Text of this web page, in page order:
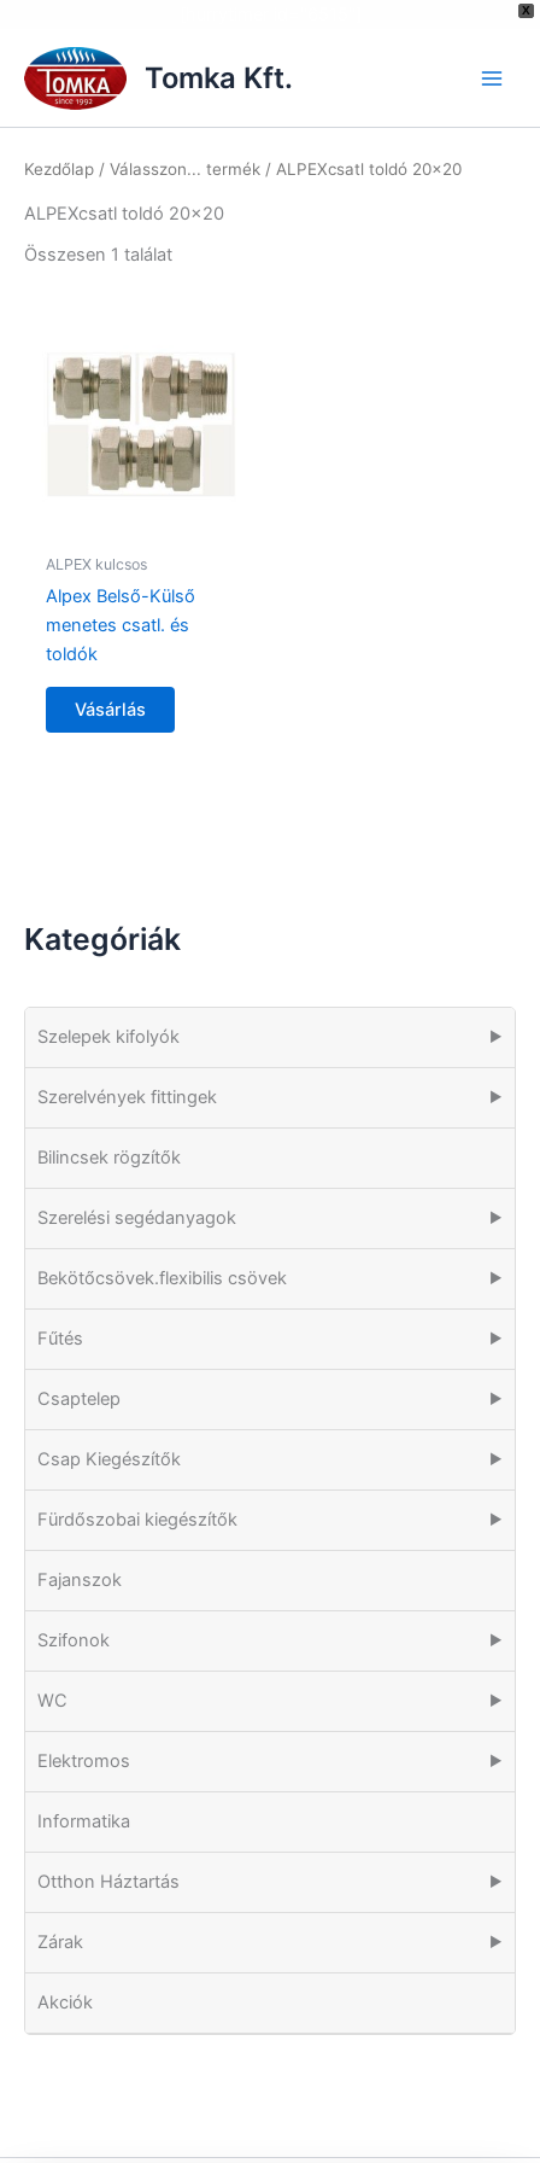
X
content
Tomka Kft.
Kategóriák
Szelepek kifolyók ▶
Szerelvények fittingek ▶
Bilincsek rögzítők
Szerelési segédanyagok ▶
Bekötőcsövek.flexibilis csövek ▶
Fűtés ▶
Csaptelep ▶
Csap Kiegészítők ▶
Fürdőszobai kiegészítők ▶
Fajanszok
Szifonok ▶
WC ▶
Elektromos ▶
Informatika
Otthon Háztartás ▶
Zárak ▶
Akciók
Kezdőlap / Válasszon... termék / ALPEXcsatl toldó 20×20
ALPEXcsatl toldó 20×20
Összesen 1 találat
ALPEX kulcsos
Alpex Belső-Külső
menetes csatl. és
toldók
Vásárlás